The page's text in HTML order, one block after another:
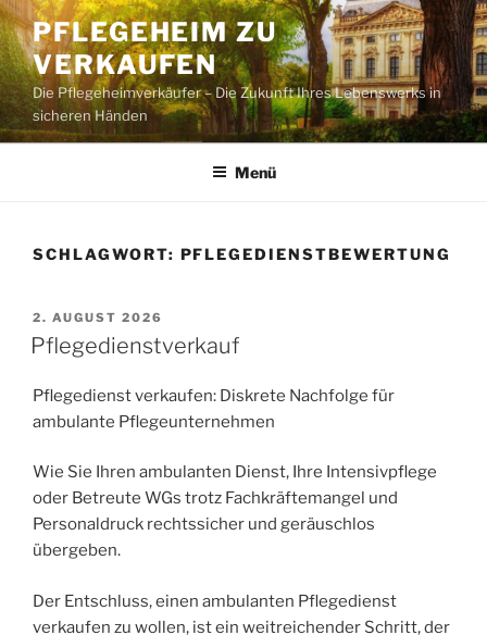
Zum
Inhalt
springen
PFLEGEHEIM ZU
VERKAUFEN
Die Pflegeheimverkäufer – Die Zukunft Ihres Lebenswerks in
sicheren Händen
Menü
SCHLAGWORT: PFLEGEDIENSTBEWERTUNG
VERÖFFENTLICHT
AM
2. AUGUST 2026
Pflegedienstverkauf
Pflegedienst verkaufen: Diskrete Nachfolge für
ambulante Pflegeunternehmen
Wie Sie Ihren ambulanten Dienst, Ihre Intensivpflege
oder Betreute WGs trotz Fachkräftemangel und
Personaldruck rechtssicher und geräuschlos
übergeben.
Der Entschluss, einen ambulanten Pflegedienst
verkaufen zu wollen, ist ein weitreichender Schritt, der